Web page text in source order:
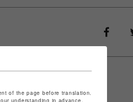
of the page before translation.
understanding in advance.